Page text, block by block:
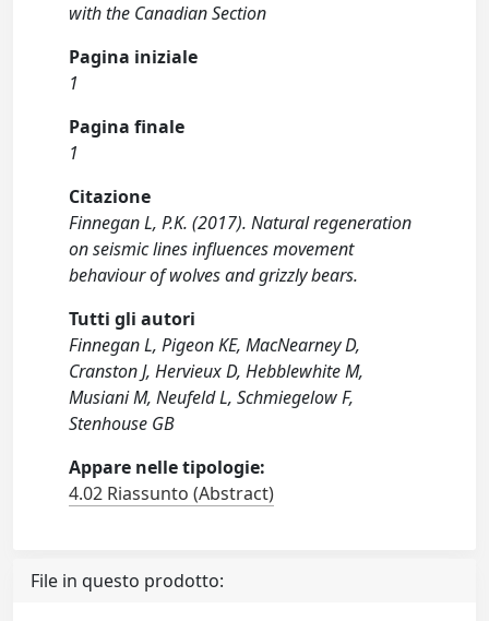
with the Canadian Section
Pagina iniziale
1
Pagina finale
1
Citazione
Finnegan L, P.K. (2017). Natural regeneration
on seismic lines influences movement
behaviour of wolves and grizzly bears.
Tutti gli autori
Finnegan L, Pigeon KE, MacNearney D,
Cranston J, Hervieux D, Hebblewhite M,
Musiani M, Neufeld L, Schmiegelow F,
Stenhouse GB
Appare nelle tipologie:
4.02 Riassunto (Abstract)
File in questo prodotto: